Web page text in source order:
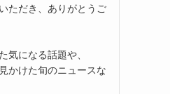
ただき、ありがとうご
気になる話題や、
かけた旬のニュースな